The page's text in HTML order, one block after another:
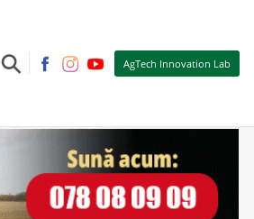
⚲ AgTech Innovation Lab